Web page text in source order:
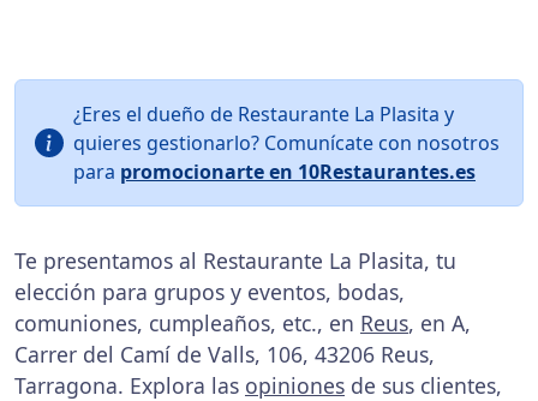
¿Eres el dueño de Restaurante La Plasita y
quieres gestionarlo? Comunícate con nosotros
para promocionarte en 10Restaurantes.es
Te presentamos al Restaurante La Plasita, tu
elección para grupos y eventos, bodas,
comuniones, cumpleaños, etc., en Reus, en A,
Carrer del Camí de Valls, 106, 43206 Reus,
Tarragona. Explora las opiniones de sus clientes,